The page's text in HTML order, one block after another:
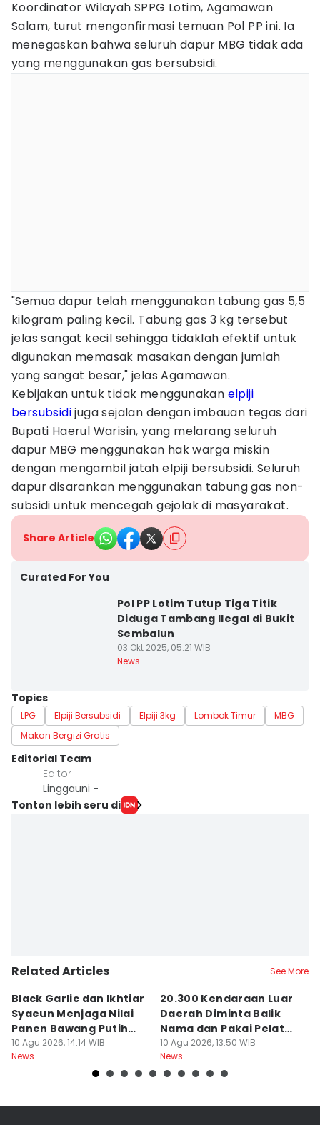
Koordinator Wilayah SPPG Lotim, Agamawan
Salam, turut mengonfirmasi temuan Pol PP ini. Ia
menegaskan bahwa seluruh dapur MBG tidak ada
yang menggunakan gas bersubsidi.
"Semua dapur telah menggunakan tabung gas 5,5
kilogram paling kecil. Tabung gas 3 kg tersebut
jelas sangat kecil sehingga tidaklah efektif untuk
digunakan memasak masakan dengan jumlah
yang sangat besar," jelas Agamawan.
Kebijakan untuk tidak menggunakan elpiji
bersubsidijuga sejalan dengan imbauan tegas dari
Bupati Haerul Warisin, yang melarang seluruh
dapur MBG menggunakan hak warga miskin
dengan mengambil jatah elpiji bersubsidi. Seluruh
dapur disarankan menggunakan tabung gas non-
subsidi untuk mencegah gejolak di masyarakat.
Share Article
Curated For You
Pol PP Lotim Tutup Tiga Titik
Diduga Tambang Ilegal di Bukit
Sembalun
03 Okt 2025, 05:21 WIB
News
Topics
LPG Elpiji Bersubsidi Elpiji 3kg Lombok Timur
MBG
Makan Bergizi Gratis
Editorial Team
Editor
Linggauni -
Tonton lebih seru di
Related Articles See More
Black Garlic dan Ikhtiar
Syaeun Menjaga Nilai
Panen Bawang Putih
Sembalun
10 Agu 2026, 14:14 WIB
News
20.300 Kendaraan Luar
Daerah Diminta Balik
Nama dan Pakai Pelat
NTB
10 Agu 2026, 13:50 WIB
News